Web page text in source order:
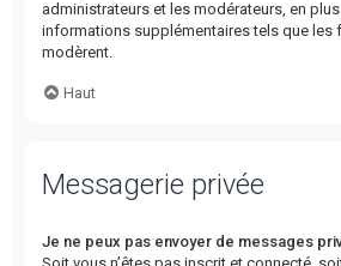
administrateurs et les modérateurs, en
informations supplémentaires tels que les
modèrent.
Haut
Messagerie privée
Je ne peux pas envoyer de messages